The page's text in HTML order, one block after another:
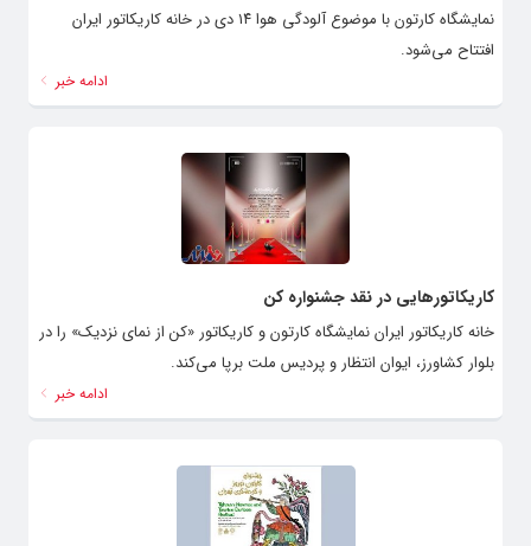
نمایشگاه کارتون با موضوع آلودگی هوا ۱۴ دی در خانه کاریکاتور ایران
افتتاح می‌شود.
ادامه خبر
کاریکاتورهایی در نقد جشنواره کن
خانه کاریکاتور ایران نمایشگاه کارتون و کاریکاتور «کن از نمای نزدیک» را در
بلوار کشاورز، ایوان انتظار و پردیس ملت برپا می‌کند.
ادامه خبر